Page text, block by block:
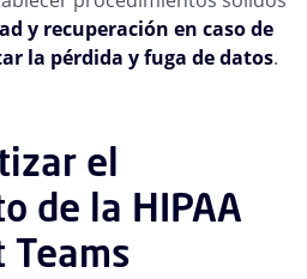
y recuperación en caso de
la pérdida y fuga de datos.
el
de la HIPAA